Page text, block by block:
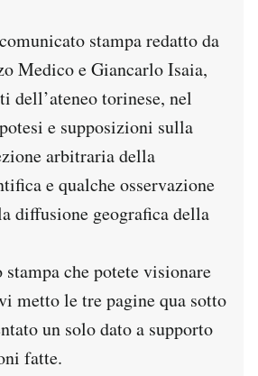
stampa redatto da
Medico e Giancarlo Isaia,
dell’ateneo torinese, nel
e supposizioni sulla
arbitraria della
e qualche osservazione
diffusione geografica della
che potete visionare
metto le tre pagine qua sotto
un solo dato a supporto
fatte.